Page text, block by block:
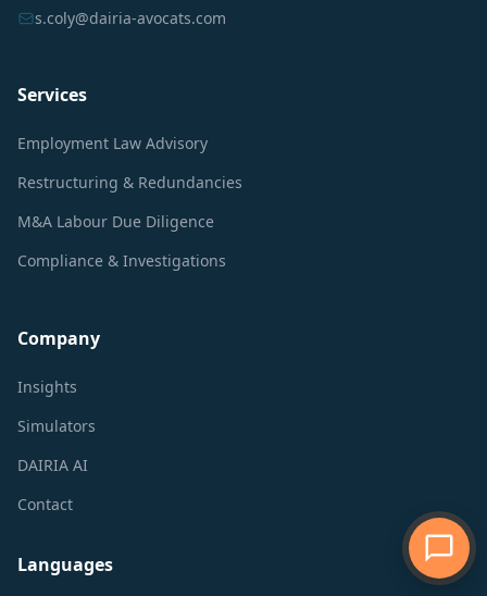
s.coly@dairia-avocats.com
Services
Employment Law Advisory
Restructuring & Redundancies
M&A Labour Due Diligence
Compliance & Investigations
Company
Insights
Simulators
DAIRIA AI
Contact
Languages